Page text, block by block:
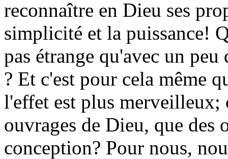
reconnaître en Dieu ses
simplicité et la puissance!
pas étrange qu'avec un
? Et c'est pour cela même
l'effet est plus merveilleux;
ouvrages de Dieu, que des
conception? Pour nous,